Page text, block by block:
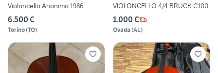
Violoncello Anonimo 1986
6.500 €
Torino(TO)
VIOLONCELLO 4/4 BRUCK C100
1.000 €
Ovada (AL)